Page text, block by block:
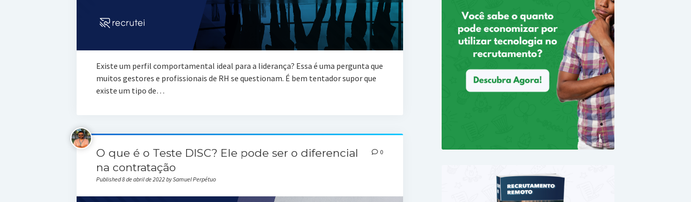
Existe um perfil comportamental ideal para a liderança? Essa é uma pergunta que
muitos gestores e profissionais de RH se questionam. É bem tentador supor que
existe um tipo de…
O que é o Teste DISC? Ele pode ser o diferencial
na contratação
Published 8 de abril de 2022 by Samuel Perpétuo
0